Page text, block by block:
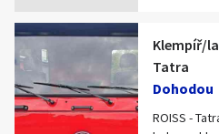
Klempíř/
Tatra
Dohodou
ROISS -